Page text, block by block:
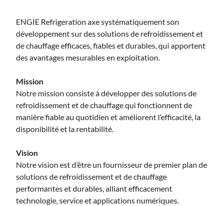
ENGIE Refrigeration axe systématiquement son
développement sur des solutions de refroidissement et
de chauffage efficaces, fiables et durables, qui apportent
des avantages mesurables en exploitation.
Mission
Notre mission consiste à développer des solutions de
refroidissement et de chauffage qui fonctionnent de
manière fiable au quotidien et améliorent l’efficacité, la
disponibilité et la rentabilité.
Vision
Notre vision est d’être un fournisseur de premier plan de
solutions de refroidissement et de chauffage
performantes et durables, alliant efficacement
technologie, service et applications numériques.